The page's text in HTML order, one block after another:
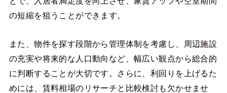
の短縮を狙うことができます。
また、物件を探す段階から管理体制を考慮し、周辺施設
の充実や将来的な人口動向など、幅広い観点から総合的
に判断することが大切です。さらに、利回りを上げるた
めには、賃料相場のリサーチと比較検討も欠かせませ